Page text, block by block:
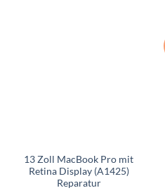
13 Zoll MacBook Pro mit
Retina Display (A1425)
Reparatur